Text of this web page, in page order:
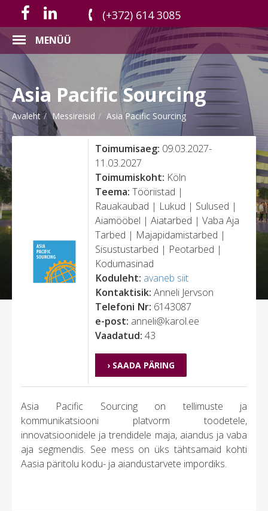
(+372) 614 3085
MENÜÜ
Asia Pacific Sourcing
Avaleht Messireisid Asia Pacific Sourcing
Toimumisaeg: 09.03.2027-
11.03.2027
Toimumiskoht: Köln
Teema:Tööriistad |
Rauakaubad | Lukud | Sulused |
Aiamööbel | Aiatarbed | Vaba Aja
Tarbed | Majapidamistarbed |
Sisustustarbed | Peotarbed |
Kodumasinad
Koduleht: avaneb siit
Kontaktisik:Anneli Jervson
Telefoni Nr: 6143087
e-post: anneli@karol.ee
Vaadatud: 43
› SAADA PÄRING
Asia Pacific Sourcing on tellimuste ja
kommunikatsiooni platvorm toodetele,
innovatsioonidele ja trendidele maja, aiandus ja vaba
aja segmendis. See mess on üks tähtsamaid kohti
Aasia päritolu kodu- ja aiandustarvete impordiks.